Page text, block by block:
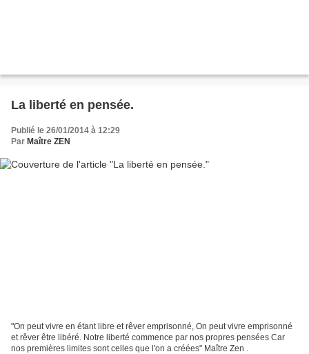
La liberté en pensée.
Publié le 26/01/2014 à 12:29
Par Maître ZEN
"On peut vivre en étant libre et rêver emprisonné, On peut vivre emprisonné
et rêver être libéré. Notre liberté commence par nos propres pensées Car
nos premières limites sont celles que l'on a créées" Maître Zen .